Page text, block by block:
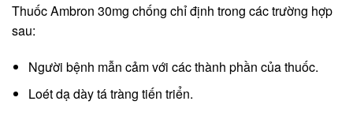
Thuốc Ambron 30mg chống chỉ định trong các trường hợp
sau:
Người bệnh mẫn cảm với các thành phần của thuốc.
Loét dạ dày tá tràng tiến triển.